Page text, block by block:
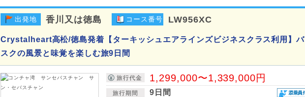
出発地 香川又は徳島 コース番号 LW956XC
Crystalheart高松/徳島発着【ターキッシュエアラインズビジネスクラス利用】バ
スクの風景と味覚を楽しむ旅9日間
旅行代金 1,299,000〜1,339,000円
旅行期間 9日間